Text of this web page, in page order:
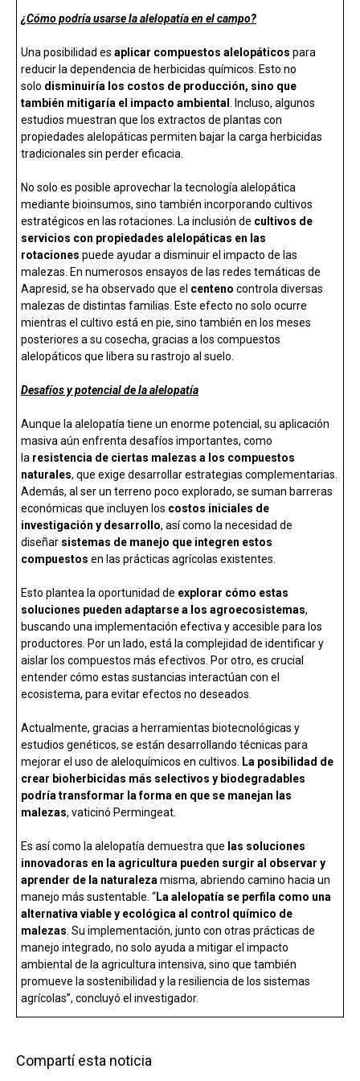
¿Cómo podría usarse la alelopatía en el campo?
Una posibilidad es aplicar compuestos alelopáticos para
reducir la dependencia de herbicidas químicos. Esto no
solo disminuiría los costos de producción, sino que
también mitigaría el impacto ambiental
. Incluso, algunos
estudios muestran que los extractos de plantas con
propiedades alelopáticas permiten bajar la carga herbicidas
tradicionales sin perder eficacia.
No solo es posible aprovechar la tecnología alelopática
mediante bioinsumos, sino también incorporando cultivos
estratégicos en las rotaciones. La inclusión de cultivos de
servicios con propiedades alelopáticas en las
rotaciones puede ayudar a disminuir el impacto de las
malezas. En numerosos ensayos de las redes temáticas de
Aapresid, se ha observado que el centeno controla diversas
malezas de distintas familias. Este efecto no solo ocurre
mientras el cultivo está en pie, sino también en los meses
posteriores a su cosecha, gracias a los compuestos
alelopáticos que libera su rastrojo al suelo.
Desafíos y potencial de la alelopatía
Aunque la alelopatía tiene un enorme potencial, su aplicación
masiva aún enfrenta desafíos importantes, como
la resistencia de ciertas malezas a los compuestos
naturales, que exige desarrollar estrategias complementarias.
Además, al ser un terreno poco explorado, se suman barreras
económicas que incluyen los costos iniciales de
investigación y desarrollo, así como la necesidad de
diseñar sistemas de manejo que integren estos
compuestos en las prácticas agrícolas existentes.
Esto plantea la oportunidad de explorar cómo estas
soluciones pueden adaptarse a los agroecosistemas,
buscando una implementación efectiva y accesible para los
productores. Por un lado, está la complejidad de identificar y
aislar los compuestos más efectivos. Por otro, es crucial
entender cómo estas sustancias interactúan con el
ecosistema, para evitar efectos no deseados.
Actualmente, gracias a herramientas biotecnológicas y
estudios genéticos, se están desarrollando técnicas para
mejorar el uso de aleloquímicos en cultivos.
La posibilidad de
crear bioherbicidas más selectivos y biodegradables
podría transformar la forma en que se manejan las
malezas, vaticinó Permingeat.
Es así como la alelopatía demuestra que las soluciones
innovadoras en la agricultura pueden surgir al observar y
aprender de la naturaleza misma, abriendo camino hacia un
manejo más sustentable. “La alelopatía se perfila como una
alternativa viable y ecológica al control químico de
malezas . Su implementación, junto con otras prácticas de
manejo integrado, no solo ayuda a mitigar el impacto
ambiental de la agricultura intensiva, sino que también
promueve la sostenibilidad y la resiliencia de los sistemas
agrícolas”, concluyó el investigador.
Compartí esta noticia